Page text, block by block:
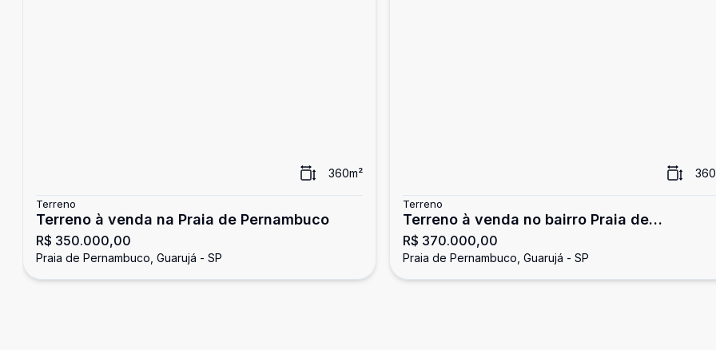
360m²
Terreno
Terreno à venda na Praia de Pernambuco
R$ 350.000,00
Praia de Pernambuco, Guarujá - SP
360
Terreno
Terreno à venda no bairro Praia de
Pernambuco, Guarujá
R$ 370.000,00
Praia de Pernambuco, Guarujá - SP